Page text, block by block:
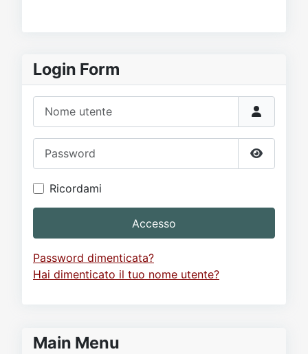
Login Form
Mostra
Ricordami
Accesso
Password dimenticata?
Hai dimenticato il tuo nome utente?
Main Menu